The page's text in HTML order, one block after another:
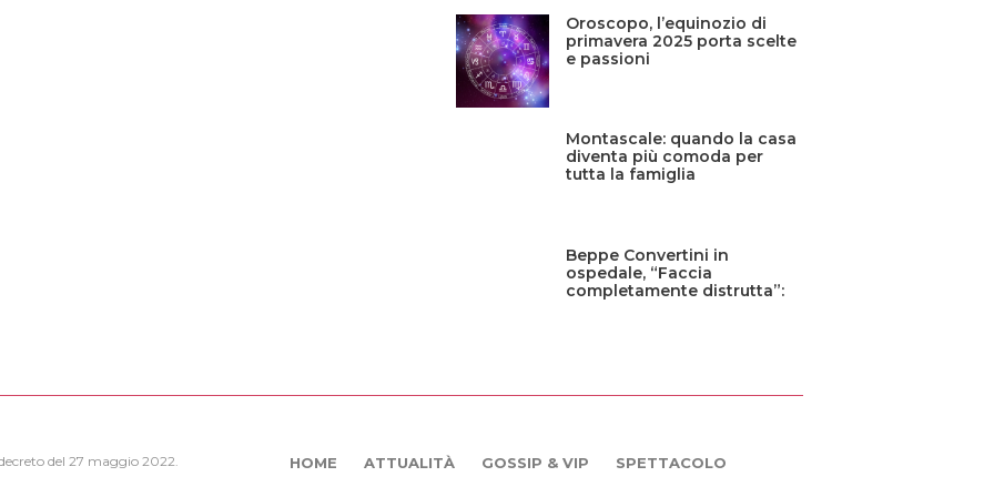
Oroscopo, l’equinozio di
primavera 2025 porta scelte
e passioni
Montascale: quando la casa
diventa più comoda per
tutta la famiglia
Beppe Convertini in
ospedale, “Faccia
completamente distrutta”:
del 27 maggio 2022. HOME ATTUALITÀ GOSSIP & VIP SPETTACOLO